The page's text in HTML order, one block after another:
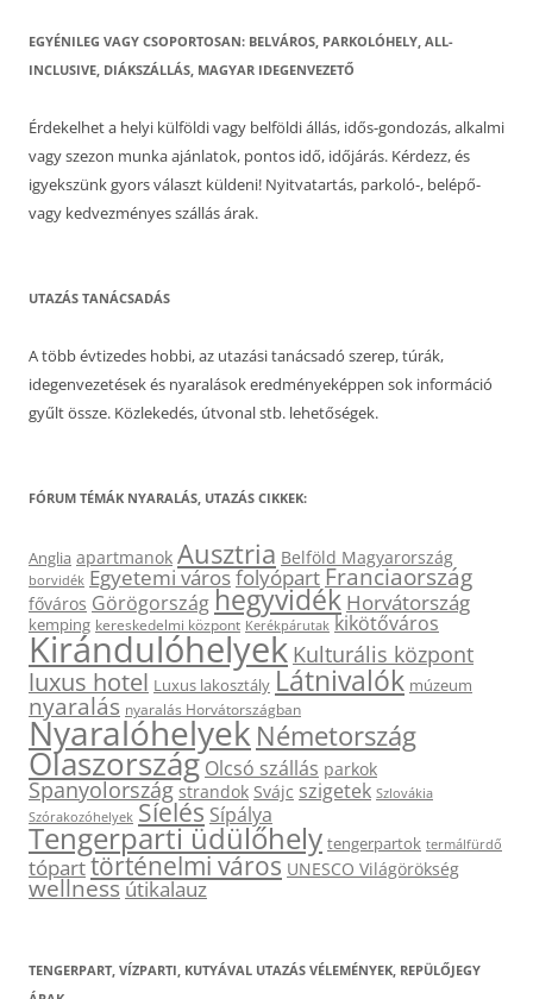
EGYÉNILEG VAGY CSOPORTOSAN: BELVÁROS, PARKOLÓHELY, ALL-
INCLUSIVE, DIÁKSZÁLLÁS, MAGYAR IDEGENVEZETŐ
Érdekelhet a helyi külföldi vagy belföldi állás, idős-gondozás, alkalmi
vagy szezon munka ajánlatok, pontos idő, időjárás. Kérdezz, és
igyekszünk gyors választ küldeni! Nyitvatartás, parkoló-, belépő-
vagy kedvezményes szállás árak.
UTAZÁS TANÁCSADÁS
A több évtizedes hobbi, az utazási tanácsadó szerep, túrák,
idegenvezetések és nyaralások eredményeképpen sok információ
gyűlt össze. Közlekedés, útvonal stb. lehetőségek.
FÓRUM TÉMÁK NYARALÁS, UTAZÁS CIKKEK:
Anglia apartmanok Ausztria Belföld Magyarország
borvidék Egyetemi városfolyópartFranciaország
főváros Görögországhegyvidék Horvátország
kemping kereskedelmi központ Kerékpárutak kikötőváros
Kirándulóhelyek Kulturális központ
luxus hotel Luxus lakosztály Látnivalók múzeum
nyaralás nyaralás Horvátországban
Nyaralóhelyek Németország
Olaszország Olcsó szállás parkok
Spanyolország strandok Svájc szigetek Szlovákia
Szórakozóhelyek Síelés Sípálya
Tengerparti üdülőhely tengerpartok termálfürdő
tóparttörténelmi város UNESCO Világörökség
wellnessútikalauz
TENGERPART, VÍZPARTI, KUTYÁVAL UTAZÁS VÉLEMÉNYEK, REPÜLŐJEGY